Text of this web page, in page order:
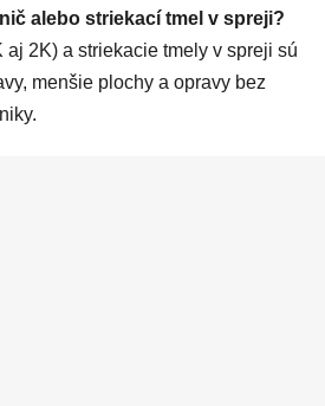
alebo striekací tmel v spreji?
2K) a striekacie tmely v spreji sú
menšie plochy a opravy bez